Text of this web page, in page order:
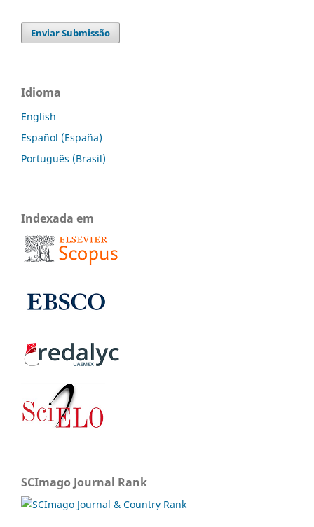
Enviar Submissão
Idioma
English
Español (España)
Português (Brasil)
Indexada em
SCImago Journal Rank